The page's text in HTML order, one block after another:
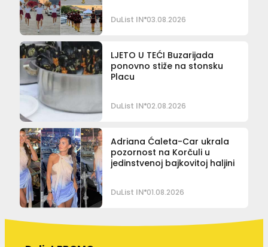
DuList IN 03.08.2026
LJETO U TEĆI Buzarijada
ponovno stiže na stonsku
Placu
DuList IN 02.08.2026
Adriana Ćaleta-Car ukrala
pozornost na Korčuli u
jedinstvenoj bajkovitoj haljini
DuList IN 01.08.2026